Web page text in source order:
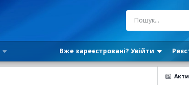
Вже зареєстровані? Увійти